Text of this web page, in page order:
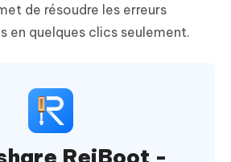
de résoudre les erreurs
en quelques clics seulement.